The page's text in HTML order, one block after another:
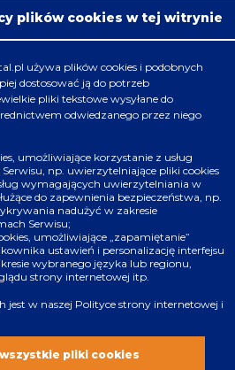
serwisu
chemia, gaz
prawne
plików cookies
plików cookies w tej witrynie
używa plików cookies i podobnych
dostosować ją do potrzeb
pliki tekstowe wysyłane do
odwiedzanego przez niego
umożliwiające korzystanie z usług
np. uwierzytelniające pliki cookies
wymagających uwierzytelniania w
do zapewnienia bezpieczeństwa, np.
nadużyć w zakresie
Serwisu;
umożliwiające „zapamiętanie”
ustawień i personalizację interfejsu
wybranego języka lub regionu,
strony internetowej itp.
jest w naszej Polityce strony internetowej i
pliki cookies